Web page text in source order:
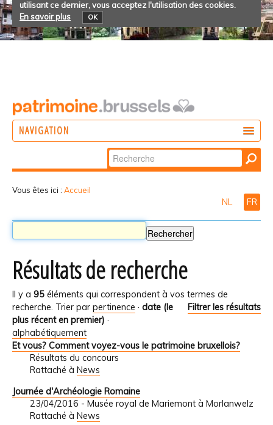
utilisant ce dernier, vous acceptez l'utilisation des cookies.
En savoir plus
OK
NAVIGATION
Chercher par
Recherche
Vous êtes ici : Accueil
NL FR
Résultats de recherche
Il y a 95 éléments qui correspondent à vos termes de
recherche.
Filtrer les résultats
Trier par pertinence · date (le
plus récent en premier) ·
alphabétiquement
Et vous? Comment voyez-vous le patrimoine bruxellois?
Résultats du concours
Rattaché à News
Journée d'Archéologie Romaine
23/04/2016 - Musée royal de Mariemont à Morlanwelz
Rattaché à News